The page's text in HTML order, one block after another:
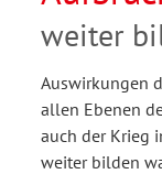
weiter
Auswirkungen
allen Ebenen
auch der Krieg
weiter bilden